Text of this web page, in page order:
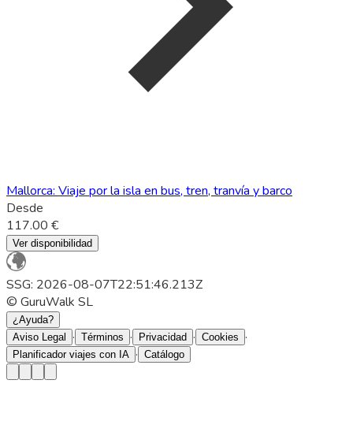
Mallorca: Viaje por la isla en bus, tren, tranvía y barco
Desde
117.00 €
Ver disponibilidad
SSG: 2026-08-07T22:51:46.213Z
© GuruWalk SL
¿Ayuda?
Aviso Legal
· Términos · Privacidad · Cookies ·
Planificador viajes con IA · Catálogo